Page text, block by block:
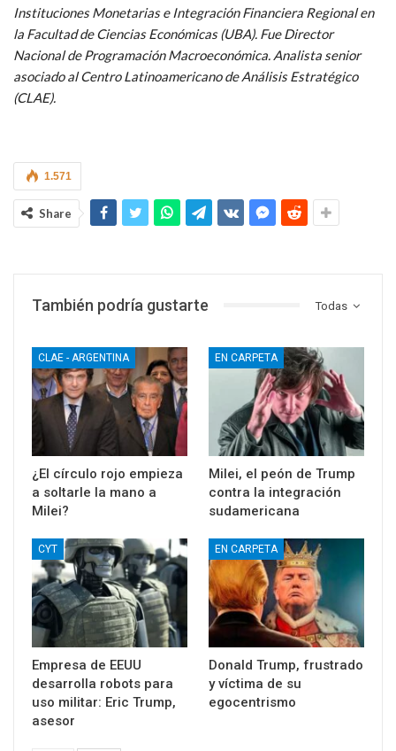
Instituciones Monetarias e Integración Financiera Regional en
la Facultad de Ciencias Económicas (UBA). Fue Director
Nacional de Programación Macroeconómica. Analista senior
asociado al Centro Latinoamericano de Análisis Estratégico
(CLAE).
1.571
Share
Todas
También podría gustarte
CLAE - ARGENTINA
¿El círculo rojo empieza
a soltarle la mano a
Milei?
EN CARPETA
Milei, el peón de Trump
contra la integración
sudamericana
CYT
Empresa de EEUU
desarrolla robots para
uso militar: Eric Trump,
asesor
EN CARPETA
Donald Trump, frustrado
y víctima de su
egocentrismo